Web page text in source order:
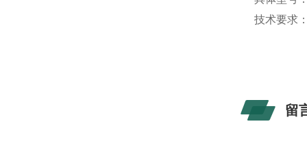
技术要求
留